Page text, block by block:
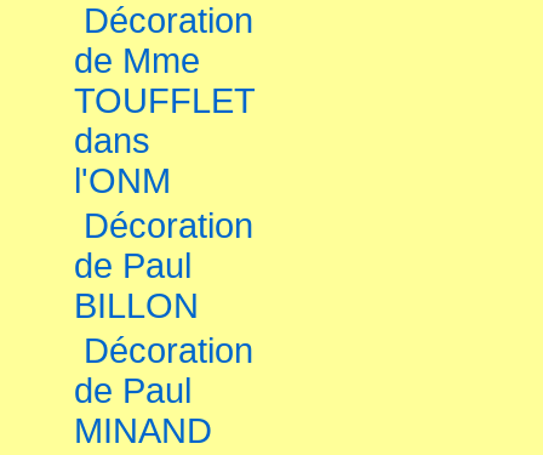
Décoration
de Mme
TOUFFLET
dans
l'ONM
Décoration
de Paul
BILLON
Décoration
de Paul
MINAND